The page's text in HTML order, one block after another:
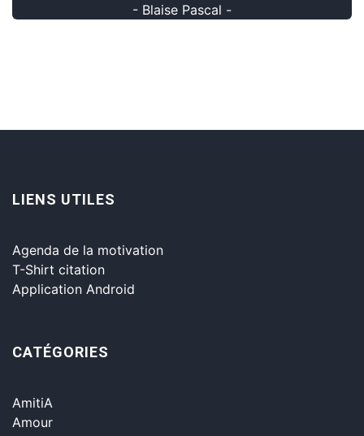
- Blaise Pascal -
LIENS UTILES
Agenda de la motivation
T-Shirt citation
Application Android
CATÉGORIES
AmitiA
Amour